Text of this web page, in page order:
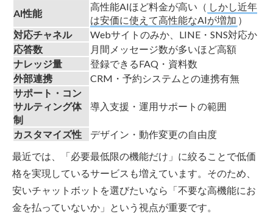
AI性能
高性能AIほど料金が高い（ しかし近年
は安価に使えて高性能なAIが増加 ）
対応チャネル
Webサイトのみか、LINE・SNS対応か
応答数
月間メッセージ数が多いほど高額
ナレッジ量
登録できるFAQ・資料数
外部連携
CRM・予約システムとの連携有無
サポート・コン
サルティング体
制
導入支援・運用サポートの範囲
カスタマイズ性
デザイン・動作変更の自由度
最近では、「必要最低限の機能だけ」に絞ることで低価
格を実現しているサービスも増えています。そのため、
安いチャットボットを選びたいなら「不要な高機能にお
金を払っていないか」という視点が重要です。